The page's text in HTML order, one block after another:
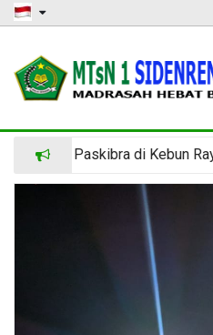
Kebun Raya Massenrempulu